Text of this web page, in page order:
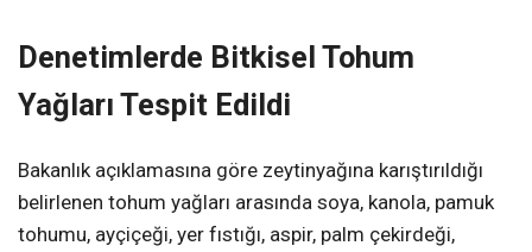
Denetimlerde Bitkisel Tohum
Yağları Tespit Edildi
Bakanlık açıklamasına göre zeytinyağına karıştırıldığı
belirlenen tohum yağları arasında soya, kanola, pamuk
tohumu, ayçiçeği, yer fıstığı, aspir, palm çekirdeği,